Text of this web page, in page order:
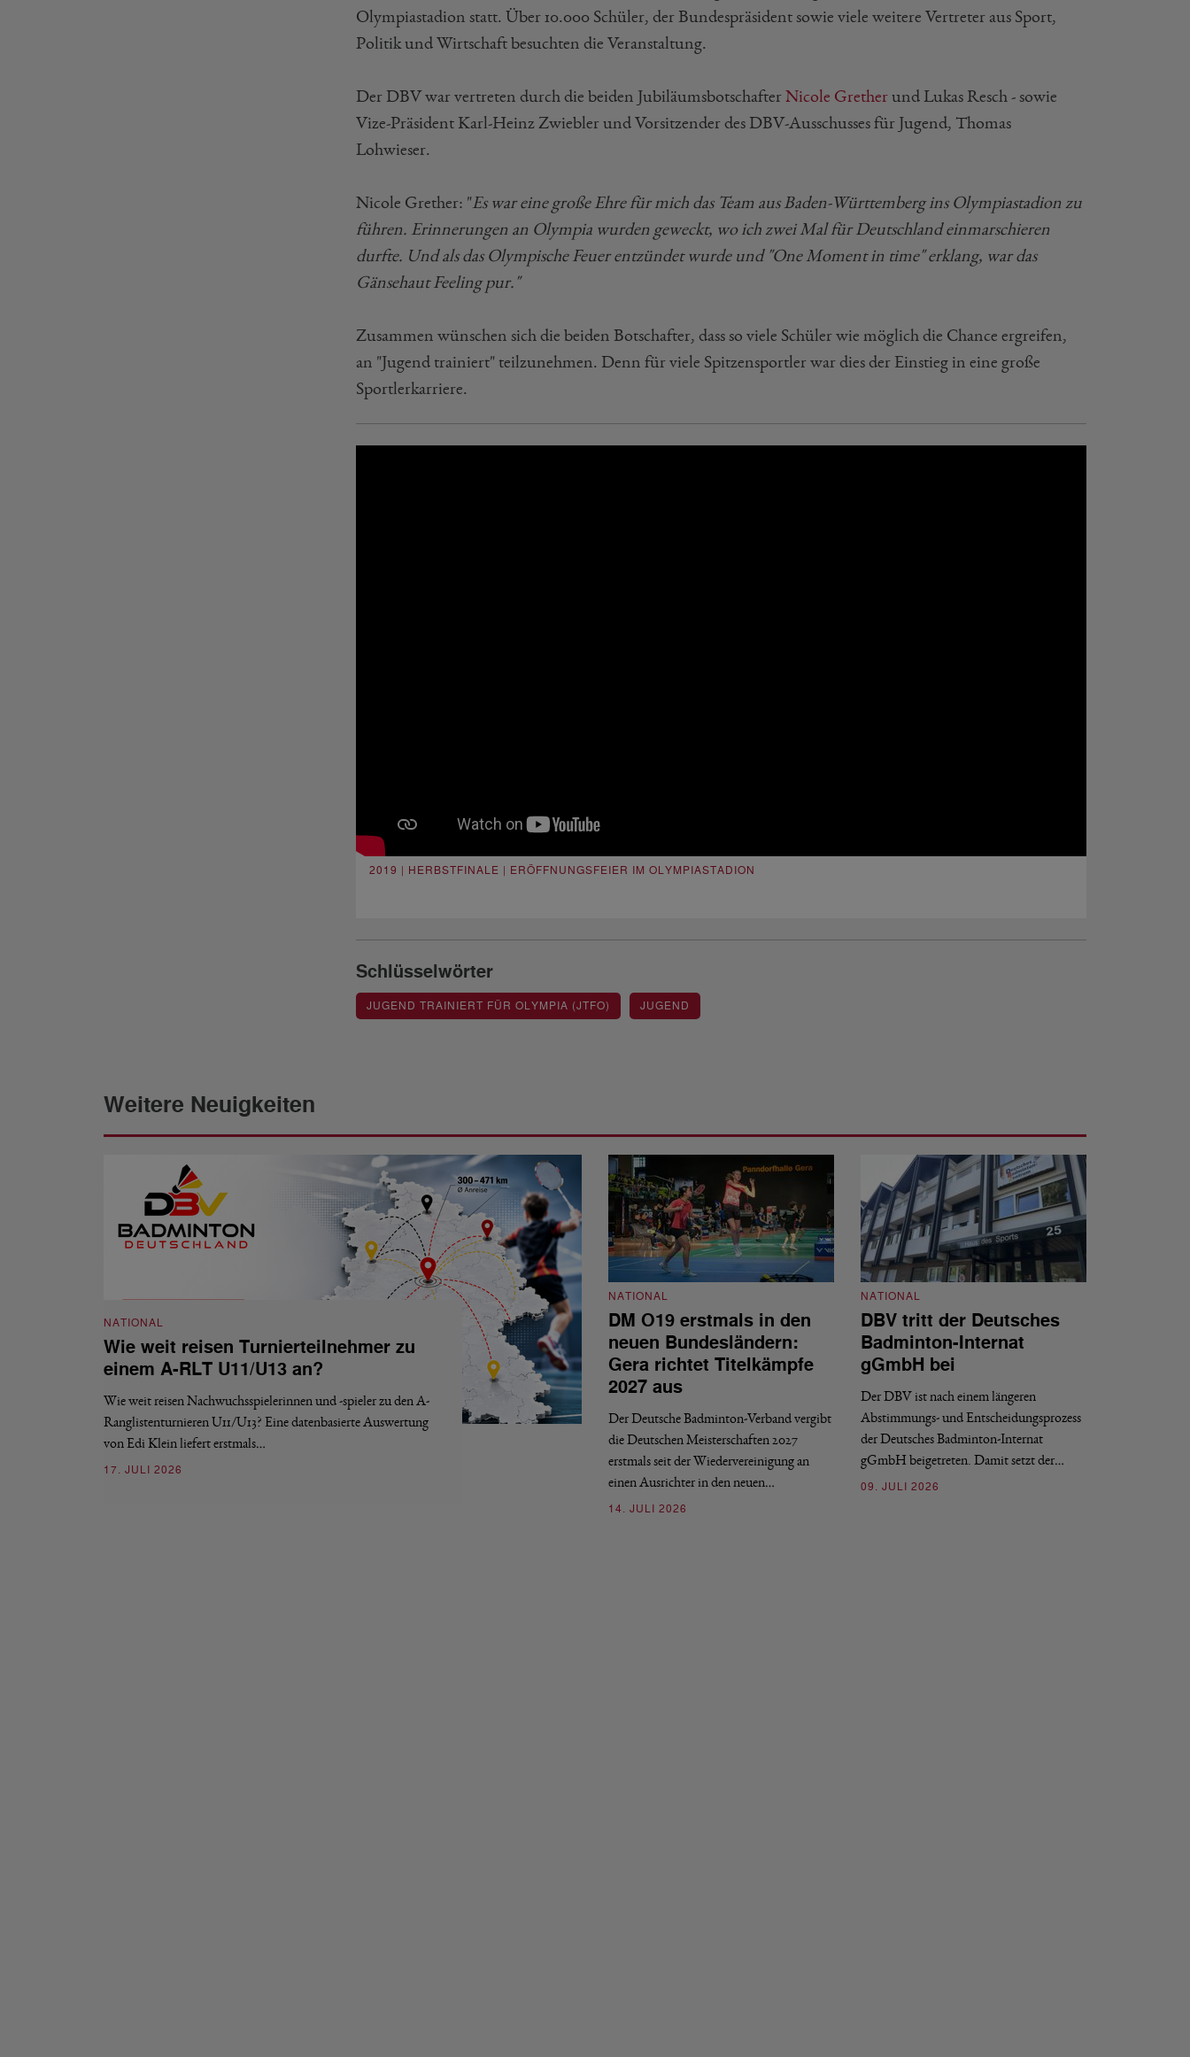
Olympiastadion statt. Über 10.000 Schüler, der Bundespräsident sowie viele weitere Vertreter aus Sport,
Politik und Wirtschaft besuchten die Veranstaltung.
Der DBV war vertreten durch die beiden Jubiläumsbotschafter Nicole Grether und Lukas Resch - sowie
Vize-Präsident Karl-Heinz Zwiebler und Vorsitzender des DBV-Ausschusses für Jugend, Thomas
Lohwieser.
Nicole Grether: "Es war eine große Ehre für mich das Team aus Baden-Württemberg ins Olympiastadion zu
führen. Erinnerungen an Olympia wurden geweckt, wo ich zwei Mal für Deutschland einmarschieren
durfte. Und als das Olympische Feuer entzündet wurde und "One Moment in time" erklang, war das
Gänsehaut Feeling pur."
Zusammen wünschen sich die beiden Botschafter, dass so viele Schüler wie möglich die Chance ergreifen,
an "Jugend trainiert" teilzunehmen. Denn für viele Spitzensportler war dies der Einstieg in eine große
Sportlerkarriere.
2019 | HERBSTFINALE | ERÖFFNUNGSFEIER IM OLYMPIASTADION
Schlüsselwörter
JUGEND TRAINIERT FÜR OLYMPIA (JTFO) JUGEND
Weitere Neuigkeiten
NATIONAL
Wie weit reisen Turnierteilnehmer zu
einem A-RLT U11/U13 an?
Wie weit reisen Nachwuchsspielerinnen und -spieler zu den A-
Ranglistenturnieren U11/U13? Eine datenbasierte Auswertung
von Edi Klein liefert erstmals…
17. JULI 2026
NATIONAL
DM O19 erstmals in den
neuen Bundesländern:
Gera richtet Titelkämpfe
2027 aus
Der Deutsche Badminton-Verband vergibt
die Deutschen Meisterschaften 2027
erstmals seit der Wiedervereinigung an
einen Ausrichter in den neuen…
14. JULI 2026
NATIONAL
DBV tritt der Deutsches
Badminton-Internat
gGmbH bei
Der DBV ist nach einem längeren
Abstimmungs- und Entscheidungsprozess
der Deutsches Badminton-Internat
gGmbH beigetreten. Damit setzt der…
09. JULI 2026